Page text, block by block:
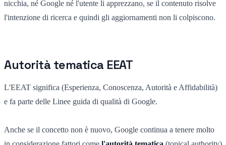
nicchia, né Google né l'utente li apprezzano, se il contenuto risolve
l'intenzione di ricerca e quindi gli aggiornamenti non li colpiscono.
Autorità tematica EEAT
L'EEAT significa (Esperienza, Conoscenza, Autorità e Affidabilità)
e fa parte delle Linee guida di qualità di Google.
Anche se il concetto non è nuovo, Google continua a tenere molto